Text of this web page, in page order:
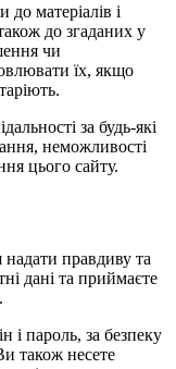
матеріалів і
до згаданих у
чи
їх, якщо
за будь-які
неможливості
цього сайту.
правдиву та
дані та приймаєте
.
і пароль, за безпеку
також несете